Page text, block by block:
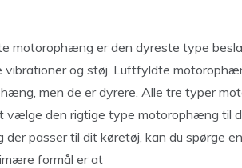
motorophæng er den dyreste type
vibrationer og støj. Luftfyldte
men de er dyrere. Alle tre typer
vælge den rigtige type motorophæng til
passer til dit køretøj, kan du spørge
formål er at